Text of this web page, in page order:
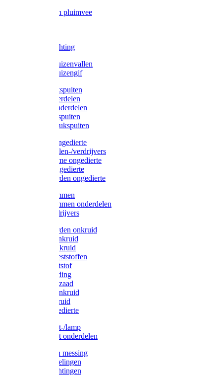
Voerbakken pluimvee
LED verlichting
Ratten / Muizenvallen
Ratten / Muizengif
Gloria drukspuiten
Gloria onderdelen
Gardena onderdelen
Dario drukspuiten
Gardena drukspuiten
Diversen ongedierte
Insectenvallen-/verdrijvers
Protect Home ongedierte
Solabiol ongedierte
Protect Garden ongedierte
Mollenklemmen
Mollenklemmen onderdelen
Mollenverdrijvers
Protect Garden onkruid
Diversen onkruid
Solabiol onkruid
Solabiol meststoffen
Pokon meststof
Pokon voeding
Pokon graszaad
Roundup onkruid
Pokon onkruid
Pokon ongedierte
Vliegenkast-/lamp
Vliegenkast onderdelen
Zuigkorven messing
Geka koppelingen
Geka afdichtingen